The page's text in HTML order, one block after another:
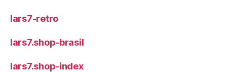
lars7-retro
lars7.shop-brasil
lars7.shop-index